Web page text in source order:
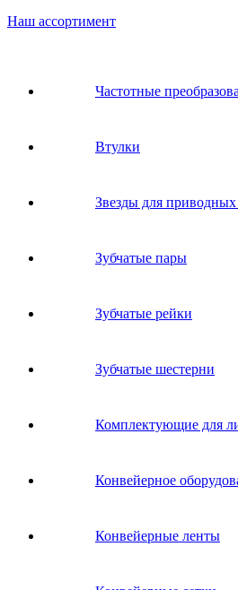
Наш ассортимент
Частотные
Втулки
Звeзды для
Зубчатые пары
Зубчатые рейки
Зубчатые шестерни
Комплектующие для
Конвейерное
Конвейерные ленты